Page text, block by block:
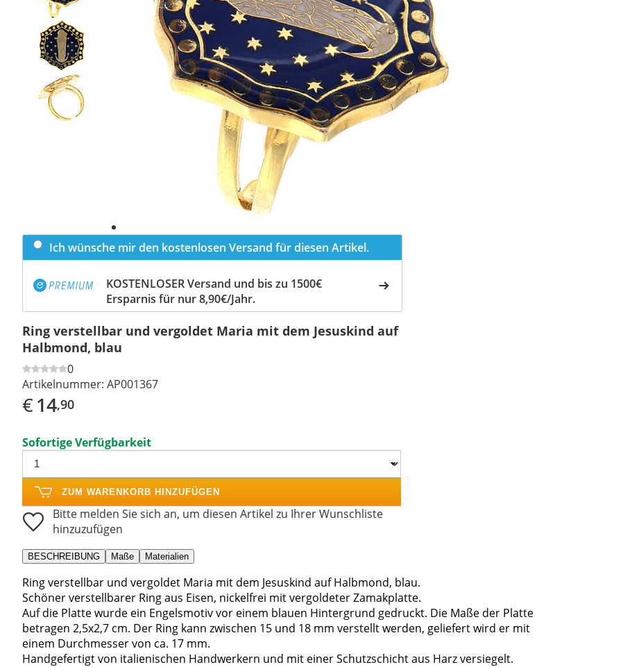
Ich wünsche mir den kostenlosen Versand für diesen Artikel.
KOSTENLOSER Versand und bis zu 1500€
Ersparnis für nur 8,90€/Jahr.
Ring verstellbar und vergoldet Maria mit dem Jesuskind auf
Halbmond, blau
0
Artikelnummer: AP001367
€14,90
Sofortige Verfügbarkeit
ZUM WARENKORB HINZUFÜGEN
Bitte melden Sie sich an, um diesen Artikel zu Ihrer Wunschliste
hinzuzufügen
BESCHREIBUNG Maße Materialien
Ring verstellbar und vergoldet Maria mit dem Jesuskind auf Halbmond, blau.
Schöner verstellbarer Ring aus Eisen, nickelfrei mit vergoldeter Zamakplatte.
Auf die Platte wurde ein Engelsmotiv vor einem blauen Hintergrund gedruckt. Die Maße der Platte
betragen 2,5x2,7 cm. Der Ring kann zwischen 15 und 18 mm verstellt werden, geliefert wird er mit
einem Durchmesser von ca. 17 mm.
Handgefertigt von italienischen Handwerkern und mit einer Schutzschicht aus Harz versiegelt.